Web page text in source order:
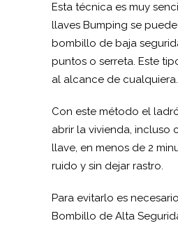
Esta técnica es muy
llaves Bumping se
bombillo de baja
puntos o serreta. Este
al alcance de cualquiera.
Con este método el
abrir la vivienda, incluso
llave, en menos de 2
ruido y sin dejar rastro.
Para evitarlo es
Bombillo de Alta